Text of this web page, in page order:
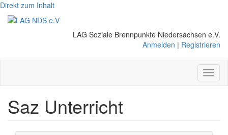
Direkt zum Inhalt
LAG Soziale Brennpunkte Niedersachsen e.V.
Anmelden | Registrieren
Saz Unterricht